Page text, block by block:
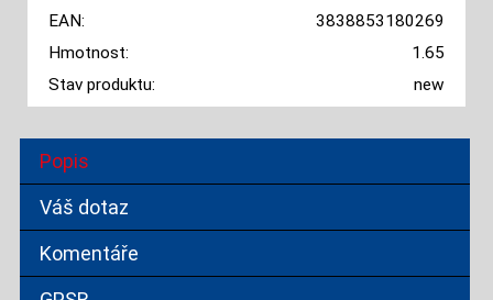
EAN:
3838853180269
Hmotnost:
1.65
Stav produktu:
new
Popis
Váš dotaz
Komentáře